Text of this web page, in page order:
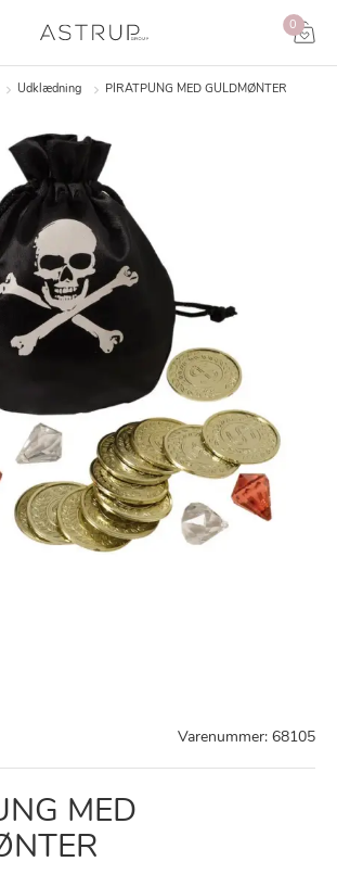
0
Udklædning PIRATPUNG MED GULDMØNTER
Varenummer: 68105
MED